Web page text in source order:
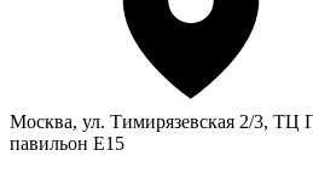
Москва, ул. Тимирязевская 2/3, ТЦ
павильон Е15